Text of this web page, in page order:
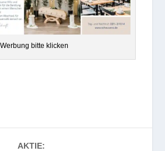
Wer­bung bitte klicken
AKTIE: